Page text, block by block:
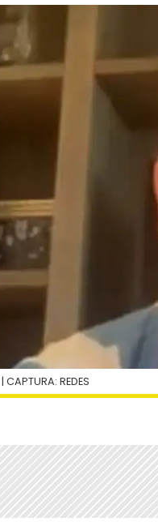
| CAPTURA: REDES